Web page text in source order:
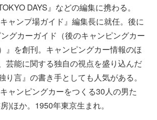
DAYS』などの編集に携わる。
ャンプ場ガイド』編集長に就任。後に
ングカーガイド（後のキャンピングカー
』を創刊。キャンピングカー情報のほ
芸能に関する独自の視点を盛り込んだ
り言』の書き手としても人気がある。
ャンピングカーをつくる30人の男た
)ほか。1950年東京生まれ。